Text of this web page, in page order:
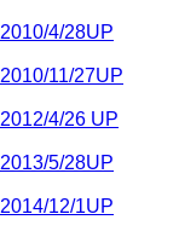
2010/4/28UP
2010/11/27UP
2012/4/26 UP
2013/5/28UP
2014/12/1UP